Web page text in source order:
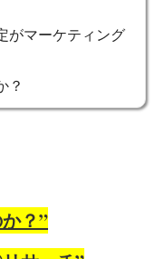
がマーケティング
？
？”